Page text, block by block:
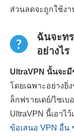
ส่วนลดจะถูกใช้ง
ฉันจะท
อย่างไร
UltraVPN นั้นจะ
โดยเฉพาะอย่างยิ่
ล็กฟรายเดย์/ไซเ
UltraVPN นี้เอาไ
ข้อเสนอ VPN อื่น